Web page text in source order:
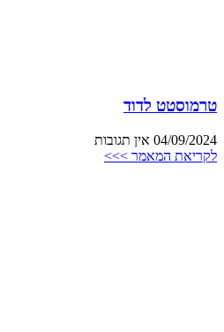
טרמוסטט לדוד
04/09/2024 אין תגובות
לקריאת המאמר >>>